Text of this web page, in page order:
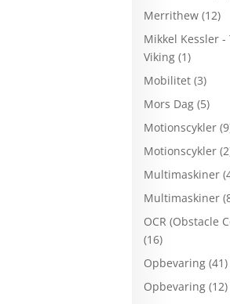
Merrithew (12)
Mikkel Kessler
Viking (1)
Mobilitet (3)
Mors Dag (5)
Motionscykler
Motionscykler
Multimaskiner
Multimaskiner
OCR (Obstacle
(16)
Opbevaring (41)
Opbevaring (12)